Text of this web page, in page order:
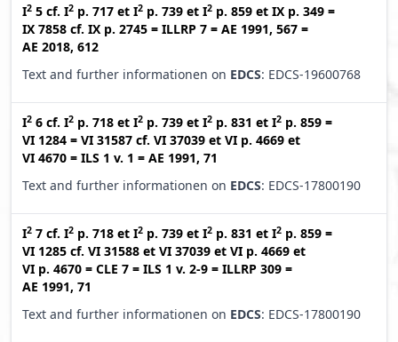
I2 5 cf. I2 p. 717 et I2 p. 739 et I2 p. 859 et IX p. 349 =
IX 7858 cf. IX p. 2745 = ILLRP 7 = AE 1991, 567 =
AE 2018, 612
Text and further informationen on EDCS: EDCS-19600768
I2 6 cf. I2 p. 718 et I2 p. 739 et I2 p. 831 et I2 p. 859 =
VI 1284 = VI 31587 cf. VI 37039 et VI p. 4669 et
VI 4670 = ILS 1 v. 1 = AE 1991, 71
Text and further informationen on EDCS: EDCS-17800190
I2 7 cf. I2 p. 718 et I2 p. 739 et I2 p. 831 et I2 p. 859 =
VI 1285 cf. VI 31588 et VI 37039 et VI p. 4669 et
VI p. 4670 = CLE 7 = ILS 1 v. 2-9 = ILLRP 309 =
AE 1991, 71
Text and further informationen on EDCS: EDCS-17800190